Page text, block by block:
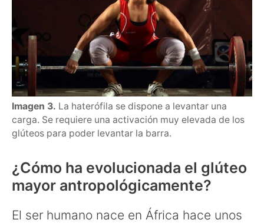
Imagen 3. La haterófila se dispone a levantar una
carga. Se requiere una activación muy elevada de los
glúteos para poder levantar la barra.
¿Cómo ha evolucionada el glúteo
mayor antropológicamente?
El ser humano nace en África hace unos